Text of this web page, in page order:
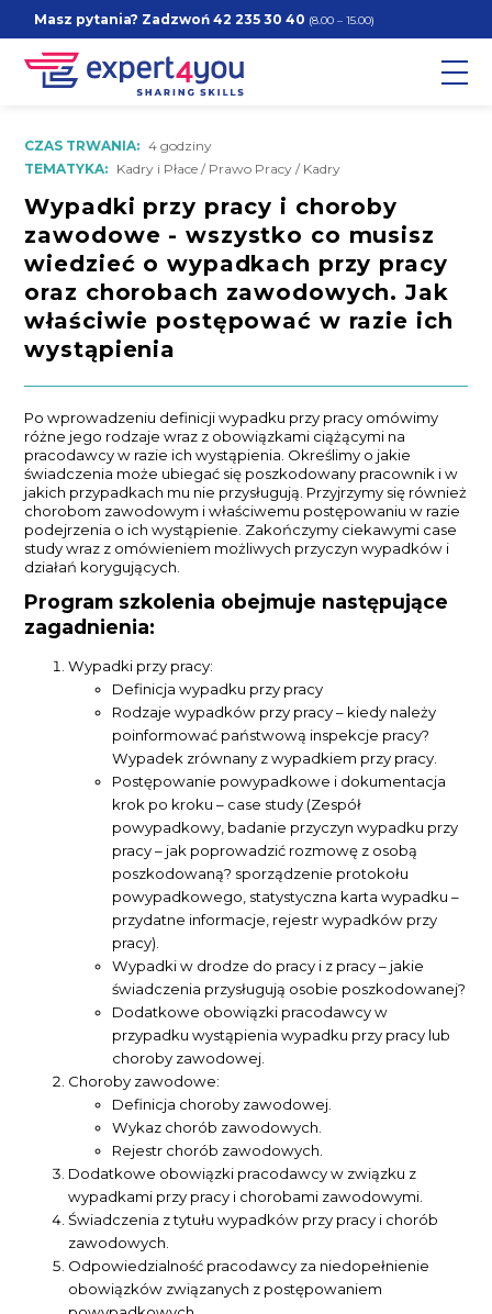
Masz pytania? Zadzwoń42 235 30 40 (8.00 – 15.00)
CZAS TRWANIA: 4 godziny
TEMATYKA: Kadry i Płace / Prawo Pracy / Kadry
Wypadki przy pracy i choroby
zawodowe - wszystko co musisz
wiedzieć o wypadkach przy pracy
oraz chorobach zawodowych. Jak
właściwie postępować w razie ich
wystąpienia
Po wprowadzeniu definicji wypadku przy pracy omówimy
różne jego rodzaje wraz z obowiązkami ciążącymi na
pracodawcy w razie ich wystąpienia. Określimy o jakie
świadczenia może ubiegać się poszkodowany pracownik i w
jakich przypadkach mu nie przysługują. Przyjrzymy się również
chorobom zawodowym i właściwemu postępowaniu w razie
podejrzenia o ich wystąpienie. Zakończymy ciekawymi case
study wraz z omówieniem możliwych przyczyn wypadków i
działań korygujących.
Program szkolenia obejmuje następujące
zagadnienia:
Wypadki przy pracy:
Definicja wypadku przy pracy
Rodzaje wypadków przy pracy – kiedy należy
poinformować państwową inspekcje pracy?
Wypadek zrównany z wypadkiem przy pracy.
Postępowanie powypadkowe i dokumentacja
krok po kroku – case study (Zespół
powypadkowy, badanie przyczyn wypadku przy
pracy – jak poprowadzić rozmowę z osobą
poszkodowaną? sporządzenie protokołu
powypadkowego, statystyczna karta wypadku –
przydatne informacje, rejestr wypadków przy
pracy).
Wypadki w drodze do pracy i z pracy – jakie
świadczenia przysługują osobie poszkodowanej?
Dodatkowe obowiązki pracodawcy w
przypadku wystąpienia wypadku przy pracy lub
choroby zawodowej.
Choroby zawodowe:
Definicja choroby zawodowej.
Wykaz chorób zawodowych.
Rejestr chorób zawodowych.
Dodatkowe obowiązki pracodawcy w związku z
wypadkami przy pracy i chorobami zawodowymi.
Świadczenia z tytułu wypadków przy pracy i chorób
zawodowych.
Odpowiedzialność pracodawcy za niedopełnienie
obowiązków związanych z postępowaniem